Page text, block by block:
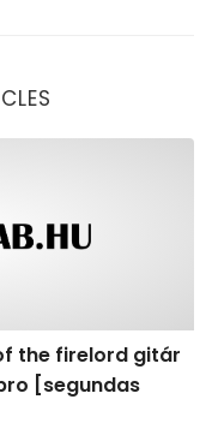
the firelord gitár
[segundas